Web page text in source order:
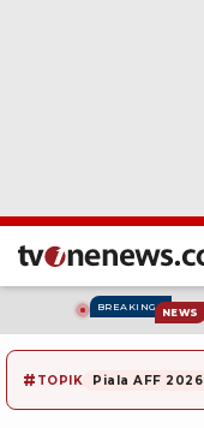
BREAKING NEWS
# TOPIK Piala AFF 2026